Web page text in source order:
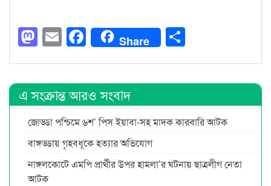
Mastodon
EmailFacebook
Share
এ সংক্রান্ত আরও সংবাদ
জোড্ডা পশ্চিমে ৬শ’ পিস ইয়াবা-সহ মাদক কারবারি আটক
বাঙ্গড্ডায় গৃহবধূকে হত্যার অভিযোগ
নাঙ্গলকোটে এমপি প্রার্থীর উপর হামলা’র ঘটনায় ছাত্রলীগ নেতা
আটক